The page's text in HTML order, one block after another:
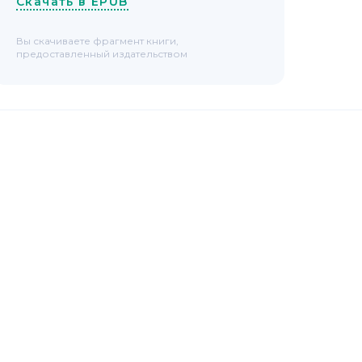
Вы скачиваете фрагмент книги,
предоставленный издательством